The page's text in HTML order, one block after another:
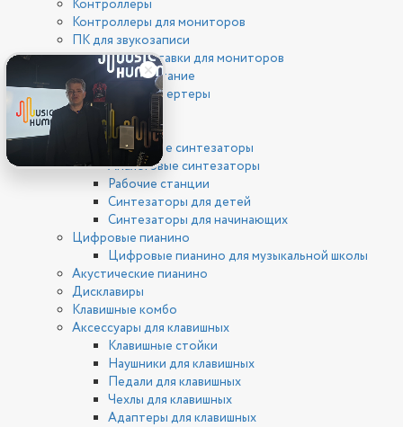
Контроллеры
Контроллеры для мониторов
ПК для звукозаписи
Стойки и подставки для мониторов
Фантомное питание
ЦАП/АЦП конвертеры
Клавишные
Синтезаторы
Цифровые синтезаторы
Аналоговые синтезаторы
Рабочие станции
Синтезаторы для детей
Синтезаторы для начинающих
Цифровые пианино
Цифровые пианино для музыкальной школы
Акустические пианино
Дисклавиры
Клавишные комбо
Аксессуары для клавишных
Клавишные стойки
Наушники для клавишных
Педали для клавишных
Чехлы для клавишных
Адаптеры для клавишных